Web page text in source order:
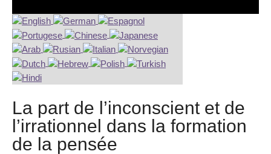
La part de l’inconscient et de
l’irrationnel dans la formation
de la pensée